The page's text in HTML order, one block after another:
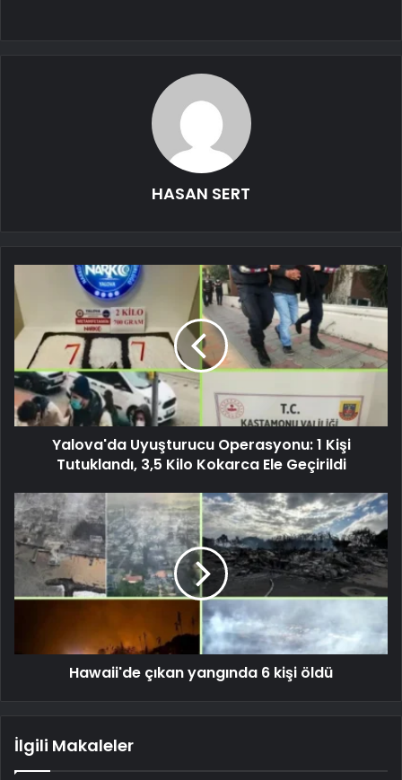
HASAN SERT
Yalova'da Uyuşturucu Operasyonu: 1 Kişi
Tutuklandı, 3,5 Kilo Kokarca Ele Geçirildi
Hawaii'de çıkan yangında 6 kişi öldü
İlgili Makaleler